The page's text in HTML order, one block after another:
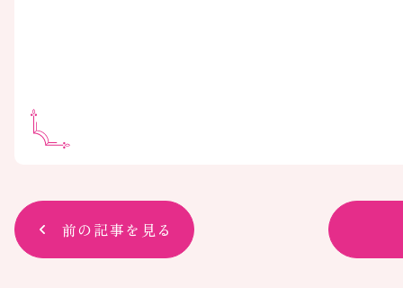
前の記事を見る